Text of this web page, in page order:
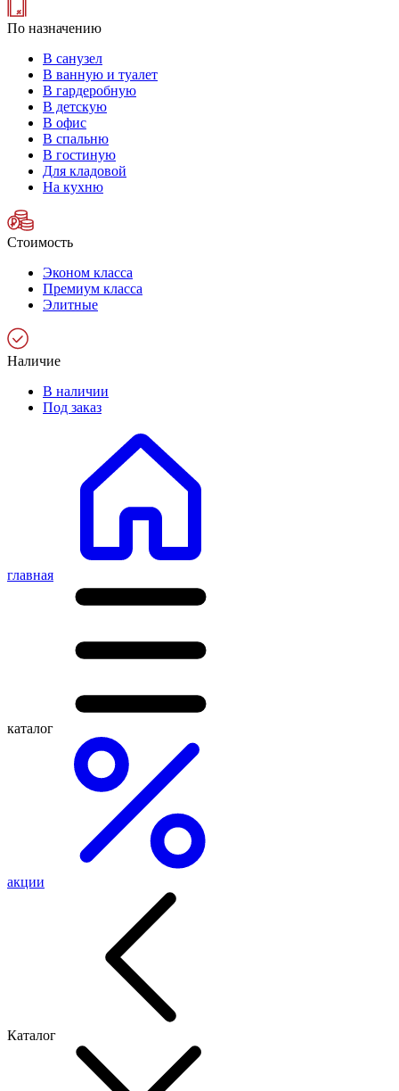
По назначению
В санузел
В ванную и туалет
В гардеробную
В детскую
В офис
В спальню
В гостиную
Для кладовой
На кухню
Стоимость
Эконом класса
Премиум класса
Элитные
Наличие
В наличии
Под заказ
главная
каталог
акции
Каталог